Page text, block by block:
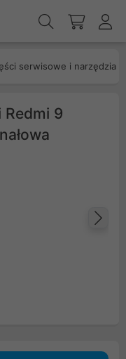
serwisowe i narzędzia
9